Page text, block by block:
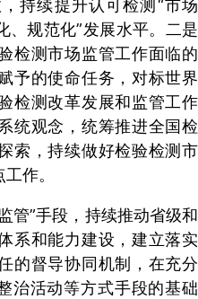
持续提升认可检测“市场
、规范化”发展水平。二是
检测市场监管工作面临的
予的使命任务，对标世界
检测改革发展和监管工作
统观念，统筹推进全国检
索，持续做好检验检测市
作。
管”手段，持续推动省级和
系和能力建设，建立落实
的督导协同机制，在充分
治活动等方式手段的基础